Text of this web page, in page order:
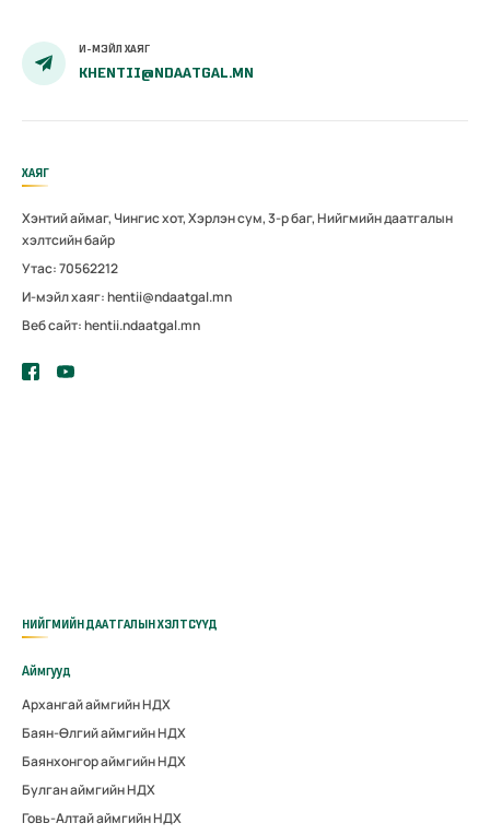
И-МЭЙЛ ХАЯГ
KHENTII@NDAATGAL.MN
ХАЯГ
Хэнтий аймаг, Чингис хот, Хэрлэн сум, 3-р баг, Нийгмийн даатгалын
хэлтсийн байр
Утас: 70562212
И-мэйл хаяг: hentii@ndaatgal.mn
Веб сайт: hentii.ndaatgal.mn
НИЙГМИЙН ДААТГАЛЫН ХЭЛТСҮҮД
Аймгууд
Архангай аймгийн НДХ
Баян-Өлгий аймгийн НДХ
Баянхонгор аймгийн НДХ
Булган аймгийн НДХ
Говь-Алтай аймгийн НДХ